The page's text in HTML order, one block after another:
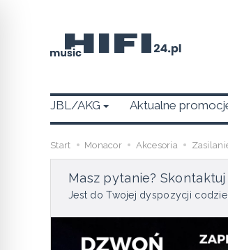
JBL/AKG Aktualne
Start Monacor Akcesoria
Masz pytanie?
Jest do Twojej dyspozycji